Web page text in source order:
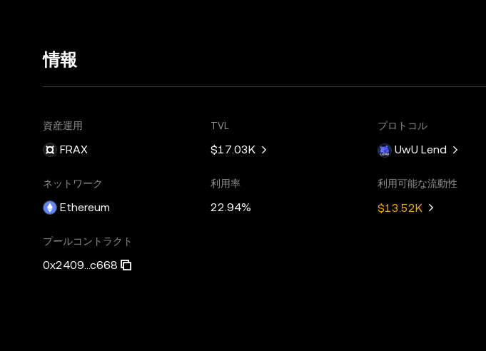
情報
資産運用
FRAX
TVL
$17.03K
プロトコル
UwU Lend
ネットワーク
Ethereum
利用率
22.94%
利用可能な流動性
$13.52K
プールコントラクト
0x2409...c668